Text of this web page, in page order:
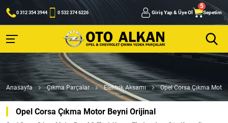
0 312 354 3944 0 532 374 6226 Giriş Yap & Üye Ol Sepetim
Anasayfa Çıkma Parçalar Elektrik Aksamı Opel Corsa Çıkma
Opel Corsa Çıkma Motor Beyni Orijinal